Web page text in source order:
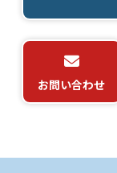
お問い合わせ